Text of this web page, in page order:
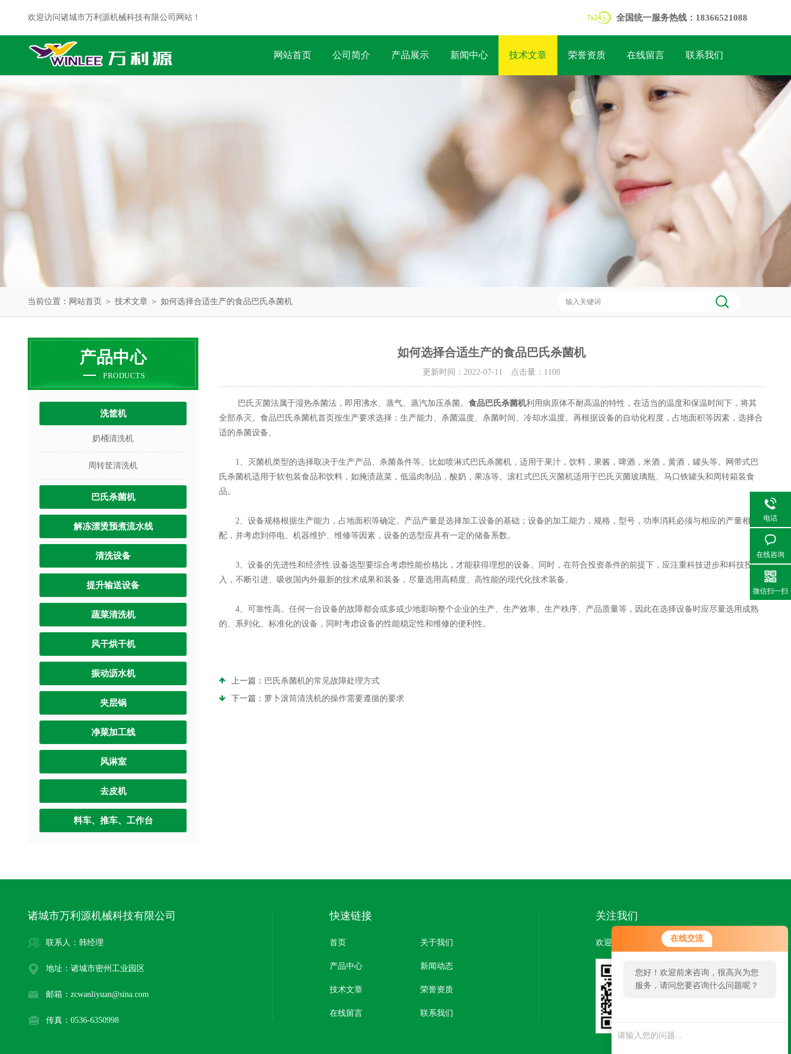
在线交流
您好！欢迎前来咨询，很高兴为您
服务，请问您要咨询什么问题呢？
欢迎访问诸城市万利源机械科技有限公司网站！ 全国统一服务热线：18366521088
网站首页 公司简介 产品展示 新闻中心 技术文章 荣誉资质 在线留言 联系我们
当前位置： 网站首页 ＞ 技术文章 ＞ 如何选择合适生产的食品巴氏杀菌机
产品中心
PRODUCTS
洗筐机
奶桶清洗机
周转筐清洗机
巴氏杀菌机
解冻漂烫预煮流水线
清洗设备
提升输送设备
蔬菜清洗机
风干烘干机
振动沥水机
夹层锅
净菜加工线
风淋室
去皮机
料车、推车、工作台
如何选择合适生产的食品巴氏杀菌机
更新时间：2022-07-11 点击量： 1108
巴氏灭菌法属于湿热杀菌法，即用沸水、蒸气、蒸汽加压杀菌。 食品巴氏杀菌机利用病原体不耐高温的特性，在适当的温度和保温时间下，将其
全部杀灭。食品巴氏杀菌机首页按生产要求选择：生产能力、杀菌温度、杀菌时间、冷却水温度。再根据设备的自动化程度，占地面积等因素，选择合
适的杀菌设备。
1、灭菌机类型的选择取决于生产产品、杀菌条件等。比如喷淋式巴氏杀菌机，适用于果汁，饮料，果酱，啤酒，米酒，黄酒，罐头等。网带式巴
氏杀菌机适用于软包装食品和饮料，如腌渍蔬菜，低温肉制品，酸奶，果冻等。滚杠式巴氏灭菌机适用于巴氏灭菌玻璃瓶、马口铁罐头和周转箱装食
品。
2、设备规格根据生产能力，占地面积等确定。产品产量是选择加工设备的基础；设备的加工能力，规格，型号，功率消耗必须与相应的产量相匹
配，并考虑到停电、机器维护、维修等因素，设备的选型应具有一定的储备系数。
3、设备的先进性和经济性.设备选型要综合考虑性能价格比，才能获得理想的设备。同时，在符合投资条件的前提下，应注重科技进步和科技投
入，不断引进、吸收国内外最新的技术成果和装备，尽量选用高精度、高性能的现代化技术装备。
4、可靠性高。任何一台设备的故障都会或多或少地影响整个企业的生产、生产效率、生产秩序、产品质量等，因此在选择设备时应尽量选用成熟
的、系列化、标准化的设备，同时考虑设备的性能稳定性和维修的便利性。
上一篇： 巴氏杀菌机的常见故障处理方式
下一篇： 萝卜滚筒清洗机的操作需要遵循的要求
诸城市万利源机械科技有限公司
联系人：韩经理
地址：诸城市密州工业园区
邮箱：zcwanliyuan@sina.com
传真：0536-6350998
快速链接
首页 关于我们
产品中心 新闻动态
技术文章 荣誉资质
在线留言 联系我们
关注我们
欢迎您关注我们的微信公众号了解更多信息：
电话
在线咨询
微信扫一扫